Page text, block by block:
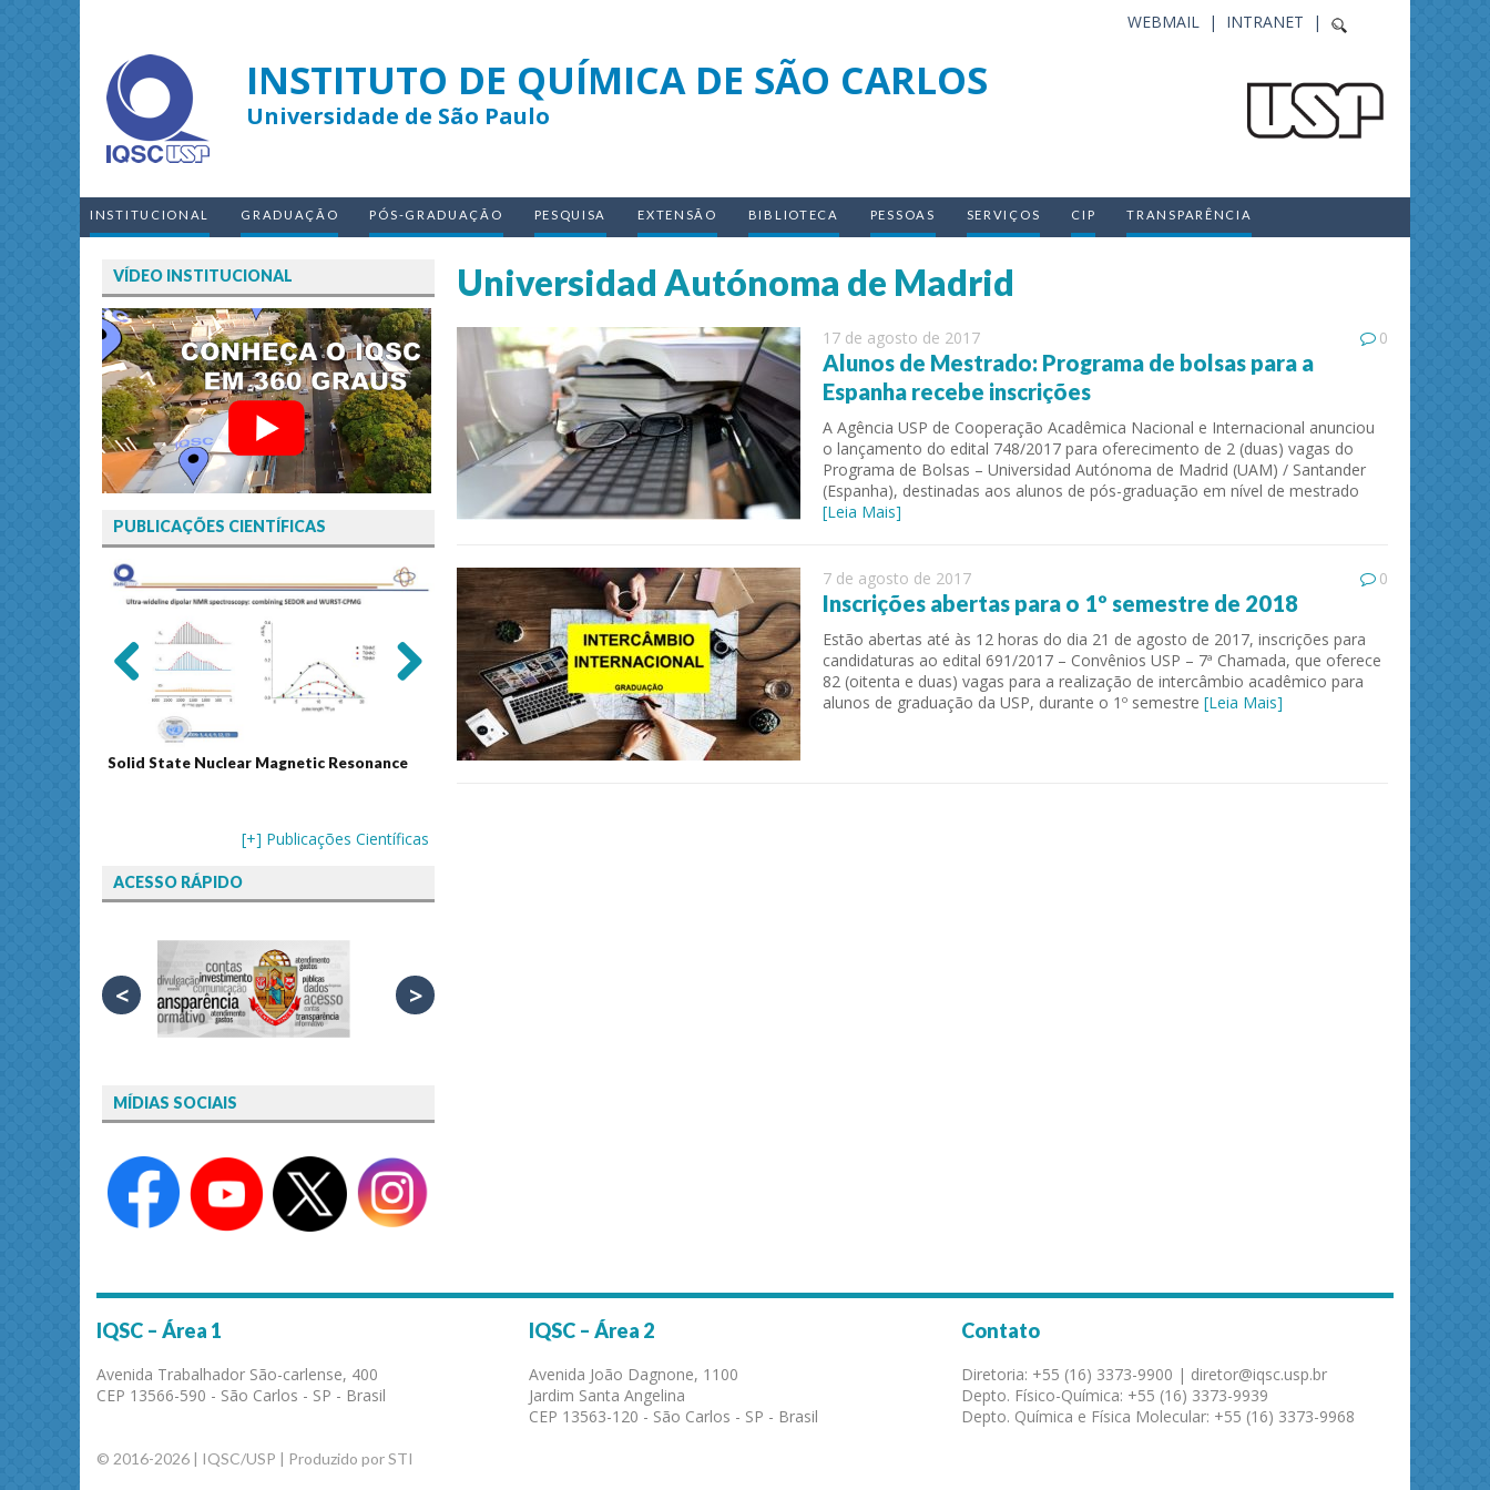
INTRANET |
WEBMAIL |
INSTITUTO DE QUÍMICA DE SÃO CARLOS
Universidade de São Paulo
INSTITUCIONAL GRADUAÇÃO PÓS-GRADUAÇÃO PESQUISA EXTENSÃO BIBLIOTECA PESSOAS SERVIÇOS CIP TRANSPARÊNCIA
Universidad Autónoma de Madrid
17 de agosto de 2017 0
Alunos de Mestrado: Programa de bolsas para a
Espanha recebe inscrições
A Agência USP de Cooperação Acadêmica Nacional e Internacional anunciou
o lançamento do edital 748/2017 para oferecimento de 2 (duas) vagas do
Programa de Bolsas – Universidad Autónoma de Madrid (UAM) / Santander
(Espanha), destinadas aos alunos de pós-graduação em nível de mestrado
[Leia Mais]
7 de agosto de 2017 0
Inscrições abertas para o 1º semestre de 2018
Estão abertas até às 12 horas do dia 21 de agosto de 2017, inscrições para
candidaturas ao edital 691/2017 – Convênios USP – 7ª Chamada, que oferece
82 (oitenta e duas) vagas para a realização de intercâmbio acadêmico para
alunos de graduação da USP, durante o 1º semestre [Leia Mais]
VÍDEO INSTITUCIONAL
PUBLICAÇÕES CIENTÍFICAS
Solid State Nuclear Magnetic Resonance Journal of Separation Science
Sustainable Energy Technologies and
[+] Publicações Científicas
ACESSO RÁPIDO
< >
MÍDIAS SOCIAIS
IQSC – Área 1
Avenida Trabalhador São-carlense, 400
CEP 13566-590 - São Carlos - SP - Brasil
IQSC – Área 2
Avenida João Dagnone, 1100
Jardim Santa Angelina
CEP 13563-120 - São Carlos - SP - Brasil
Contato
Diretoria: +55 (16) 3373-9900 | diretor@iqsc.usp.br
Depto. Físico-Química: +55 (16) 3373-9939
Depto. Química e Física Molecular: +55 (16) 3373-9968
© 2016-2026 | IQSC/USP | Produzido por STI